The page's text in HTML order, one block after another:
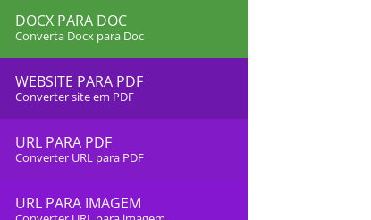
DOCX PARA DOC
Converta Docx para Doc
WEBSITE PARA PDF
Converter site em PDF
URL PARA PDF
Converter URL para PDF
URL PARA IMAGEM